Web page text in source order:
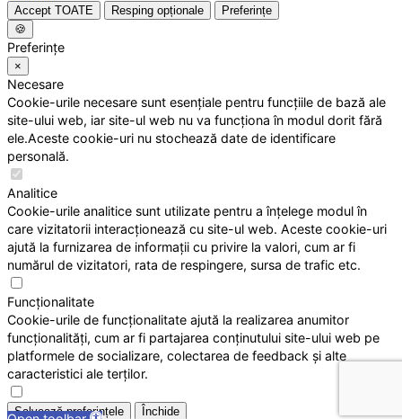
Accept TOATE Resping opționale
Preferințe
🍪
Preferințe
×
Necesare
Cookie-urile necesare sunt esențiale pentru funcțiile de bază ale
site-ului web, iar site-ul web nu va funcționa în modul dorit fără
ele.Aceste cookie-uri nu stochează date de identificare
personală.
Analitice
Cookie-urile analitice sunt utilizate pentru a înțelege modul în
care vizitatorii interacționează cu site-ul web. Aceste cookie-uri
ajută la furnizarea de informații cu privire la valori, cum ar fi
numărul de vizitatori, rata de respingere, sursa de trafic etc.
Funcționalitate
Cookie-urile de funcționalitate ajută la realizarea anumitor
funcționalități, cum ar fi partajarea conținutului site-ului web pe
platformele de socializare, colectarea de feedback și alte
caracteristici ale terților.
Salvează preferințele Închide